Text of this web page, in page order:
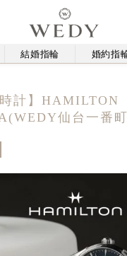
結婚指輪 婚約指
時計】HAMILTON
仙台一番